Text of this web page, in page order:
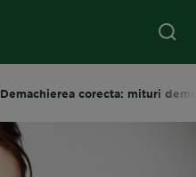
Demachierea corecta: mituri